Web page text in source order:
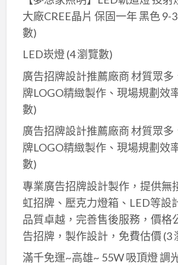
大廠CREE晶片 保固一年 黑色 9-
數)
LED崁燈(4 瀏覽數)
廣告招牌設計推薦廠商 材質眾多
牌LOGO精緻製作、現場規劃效
數)
廣告招牌設計推薦廠商 材質眾多
牌LOGO精緻製作、現場規劃效
數)
專業廣告招牌設計製作，提供無
虹招牌、壓克力燈箱、LED等設
品質卓越，完善售後服務，價格
告招牌，製作設計，免費估價(3
滿千免運~高雄~ 55W 吸頂燈 調